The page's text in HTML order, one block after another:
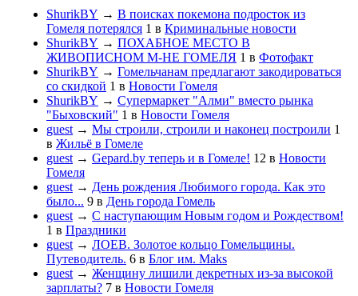
ShurikBY → В поисках покемона подросток из
Гомеля потерялся 1 в Криминальные новости
ShurikBY → ПОХАБНОЕ МЕСТО В
ЖИВОПИСНОМ М-НЕ ГОМЕЛЯ 1 в Фотофакт
ShurikBY → Гомельчанам предлагают закодироваться
со скидкой 1 в Новости Гомеля
ShurikBY → Супермаркет "Алми" вместо рынка
"Быховский" 1 в Новости Гомеля
guest → Мы строили, строили и наконец построили 1
в Жильё в Гомеле
guest → Gepard.by теперь и в Гомеле! 12 в Новости
Гомеля
guest → День рождения Любимого города. Как это
было... 9 в День города Гомель
guest → С наступающим Новым годом и Рождеством!
1 в Праздники
guest → ЛОЕВ. Золотое кольцо Гомельщины.
Путеводитель. 6 в Блог им. Maks
guest → Женщину лишили декретных из-за высокой
зарплаты? 7 в Новости Гомеля